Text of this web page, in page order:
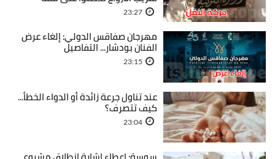
23:27
مهرجان صفاقس الدولي: إلغاء عرض
الفنان بودشار... التفاصيل
23:15
عند تناول جرعة زائدة أو الدواء الخطأ...
كيف تتصرف؟
23:04